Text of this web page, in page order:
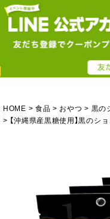
HOME 食品 おやつ 黒の
【沖縄県産黒糖使用】黒の